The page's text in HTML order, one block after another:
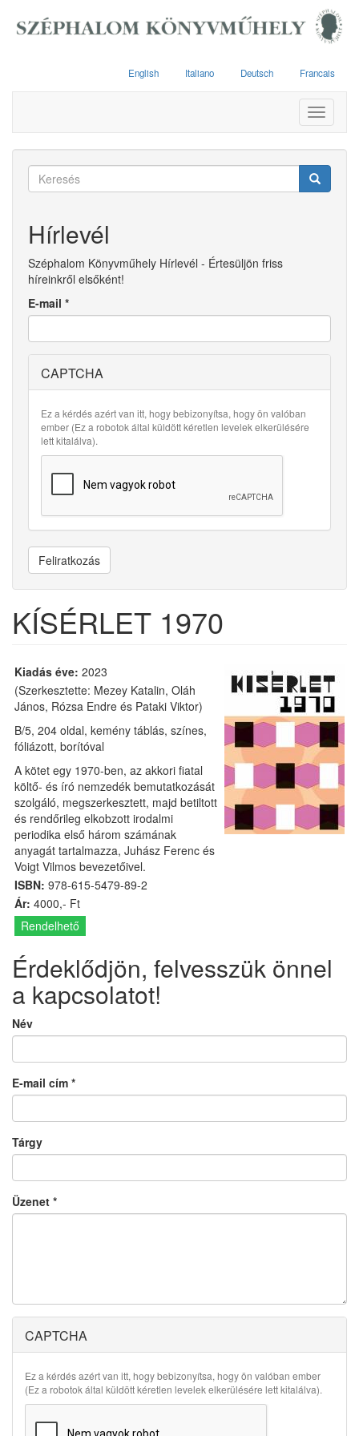
English Italiano Deutsch Francais
Toggle
Keresés
Hírlevél
Széphalom Könyvműhely Hírlevél - Értesüljön friss
híreinkről elsőként!
E-mail *
CAPTCHA
Ez a kérdés azért van itt, hogy bebizonyítsa, hogy ön valóban
ember (Ez a robotok által küldött kéretlen levelek elkerülésére
lett kitalálva).
Feliratkozás
KÍSÉRLET 1970
Kiadás éve: 2023
(Szerkesztette: Mezey Katalin, Oláh
János, Rózsa Endre és Pataki Viktor)
B/5, 204 oldal, kemény táblás, színes,
fóliázott, borítóval
A kötet egy 1970-ben, az akkori fiatal
költő- és író nemzedék bemutatkozását
szolgáló, megszerkesztett, majd betiltott
és rendőrileg elkobzott irodalmi
periodika első három számának
anyagát tartalmazza, Juhász Ferenc és
Voigt Vilmos bevezetőivel.
ISBN: 978-615-5479-89-2
Ár: 4000,- Ft
Rendelhető
Érdeklődjön, felvesszük önnel
a kapcsolatot!
Név
E-mail cím *
Tárgy
Üzenet *
CAPTCHA
Ez a kérdés azért van itt, hogy bebizonyítsa, hogy ön valóban ember
(Ez a robotok által küldött kéretlen levelek elkerülésére lett kitalálva).